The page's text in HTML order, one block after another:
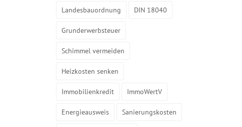
Landesbauordnung DIN 18040
Grunderwerbsteuer
Schimmel vermeiden
Heizkosten senken
Immobilienkredit ImmoWertV
Energieausweis Sanierungskosten